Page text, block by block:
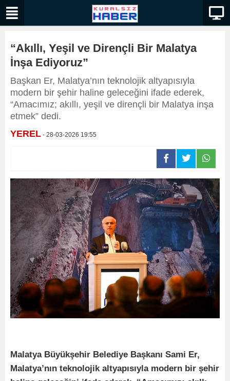
“Akıllı, Yeşil ve Dirençli Bir Malatya
İnşa Ediyoruz”
Başkan Er, Malatya’nın teknolojik altyapısıyla
modern bir şehir haline geleceğini ifade ederek,
“Amacımız; akıllı, yeşil ve dirençli bir Malatya inşa
etmek” dedi.
YEREL - 28-03-2026 19:55
Malatya Büyükşehir Belediye Başkanı Sami Er,
Malatya’nın teknolojik altyapısıyla modern bir şehir